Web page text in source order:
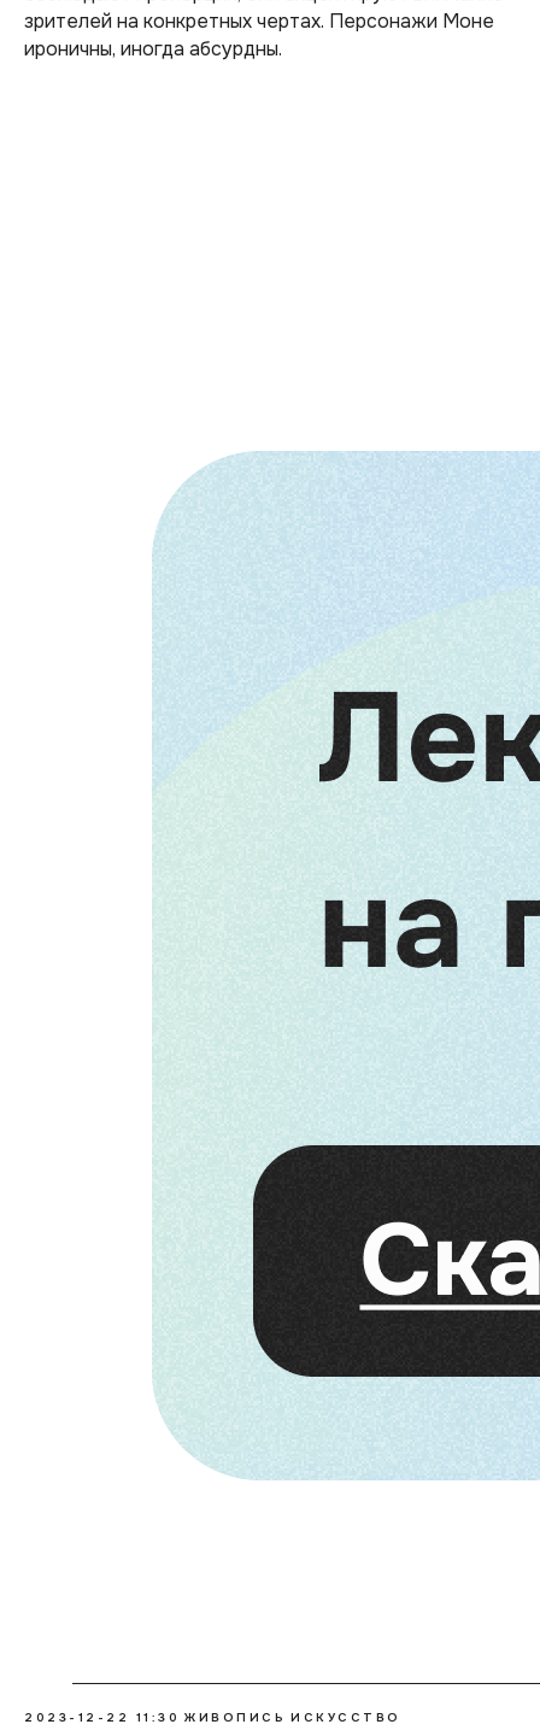
зрителей на конкретных чертах. Персонажи Моне
ироничны, иногда абсурдны.
2023-12-22 11:30 ЖИВОПИСЬ ИСКУССТВО